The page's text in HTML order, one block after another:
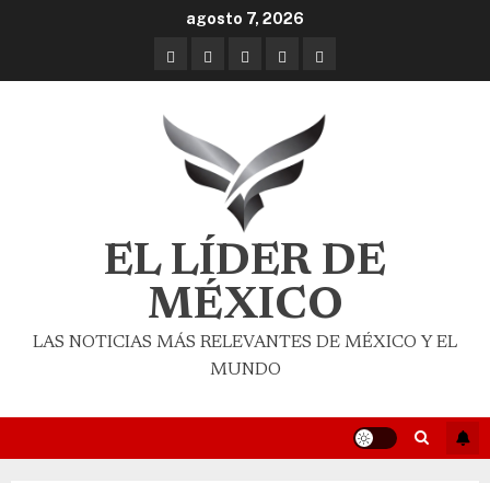
agosto 7, 2026
EL LÍDER DE
MÉXICO
LAS NOTICIAS MÁS RELEVANTES DE MÉXICO Y EL
MUNDO